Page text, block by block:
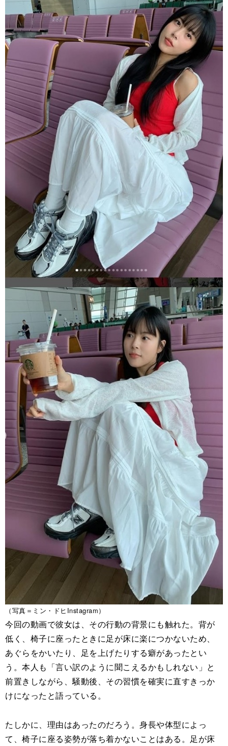
（写真＝ミン・ドヒInstagram）
今回の動画で彼女は、その行動の背景にも触れた。背が
低く、椅子に座ったときに足が床に楽につかないため、
あぐらをかいたり、足を上げたりする癖があったとい
う。本人も「言い訳のように聞こえるかもしれない」と
前置きしながら、騒動後、その習慣を確実に直すきっか
けになったと語っている。
たしかに、理由はあったのだろう。身長や体型によっ
て、椅子に座る姿勢が落ち着かないことはある。足が床